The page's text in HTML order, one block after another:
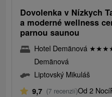
Dovolenka v Nízkych
a moderné wellness
parnou saunou
Hotel Demänová ★★★
Demänová
Liptovský Mikuláš
9,7 (7 recenzií)Od 2 Nocí